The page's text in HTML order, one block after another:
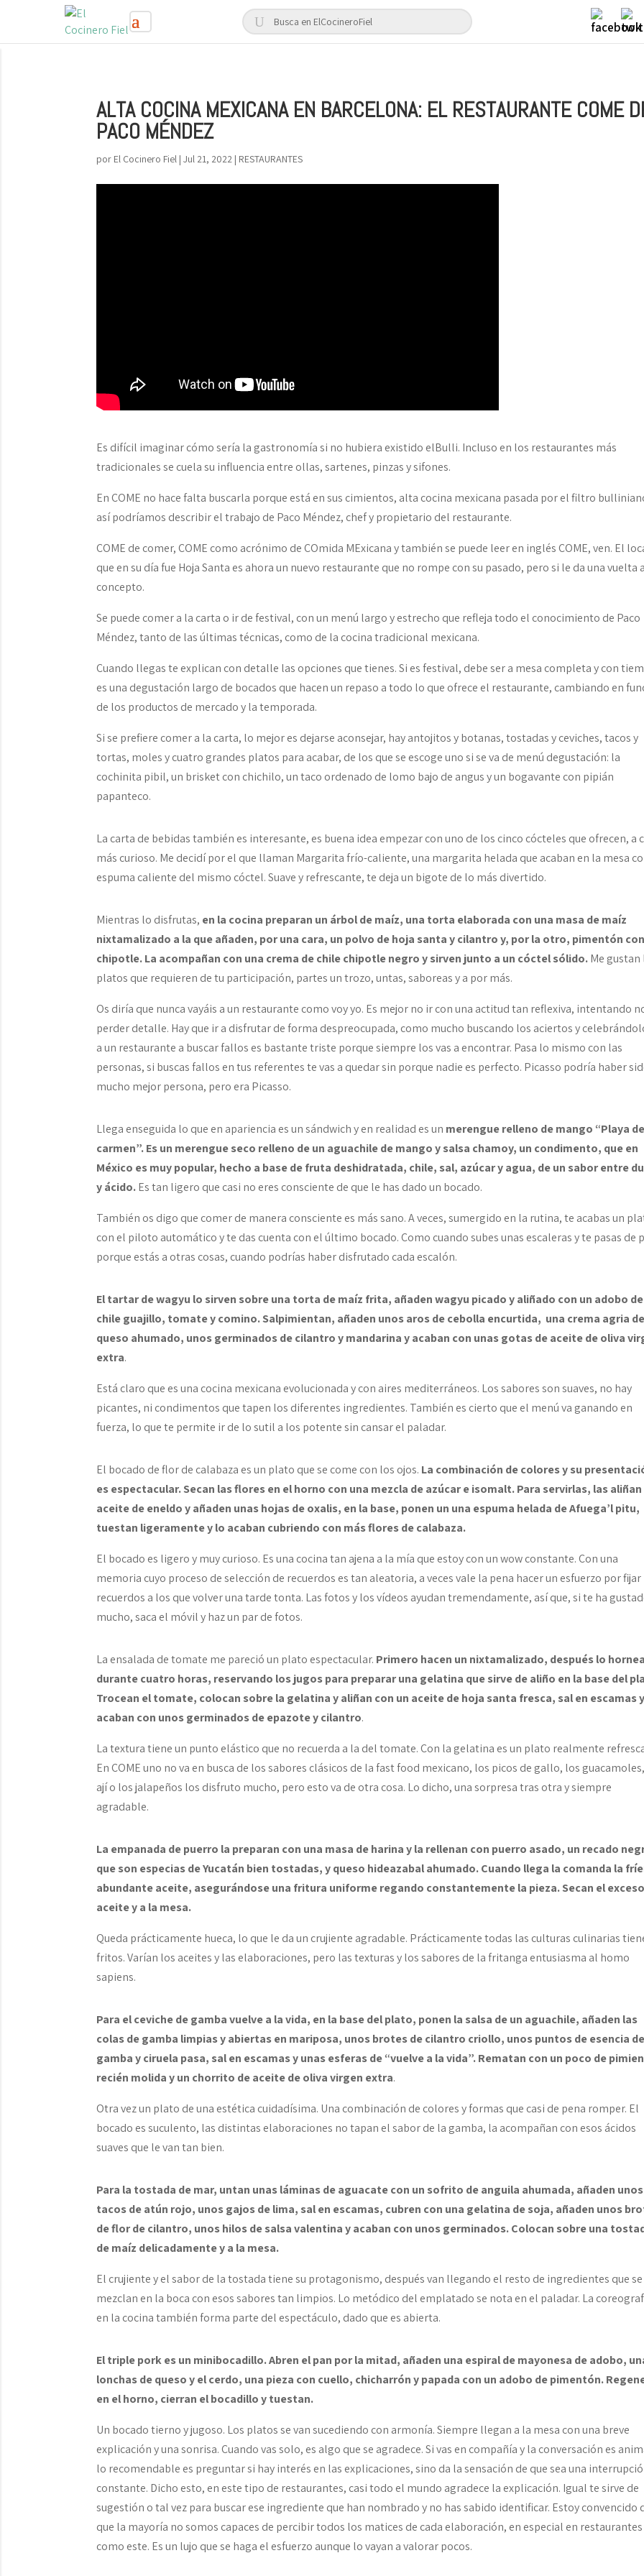
ALTA COCINA MEXICANA EN BARCELONA: EL RESTAURANTE COME
PACO MÉNDEZ
por El Cocinero Fiel |Jul 21, 2022 | RESTAURANTES
Es difícil imaginar cómo sería la gastronomía si no hubiera existido elBulli. Incluso en los restaurantes más
tradicionales se cuela su influencia entre ollas, sartenes, pinzas y sifones.
En COME no hace falta buscarla porque está en sus cimientos, alta cocina mexicana pasada por el filtro
así podríamos describir el trabajo de Paco Méndez, chef y propietario del restaurante.
COME de comer, COME como acrónimo de COmida MExicana y también se puede leer en inglés COME, ven. El
que en su día fue Hoja Santa es ahora un nuevo restaurante que no rompe con su pasado, pero si le da una vuelta
concepto.
Se puede comer a la carta o ir de festival, con un menú largo y estrecho que refleja todo el conocimiento de Paco
Méndez, tanto de las últimas técnicas, como de la cocina tradicional mexicana.
Cuando llegas te explican con detalle las opciones que tienes. Si es festival, debe ser a mesa completa y con
es una degustación largo de bocados que hacen un repaso a todo lo que ofrece el restaurante, cambiando en
de los productos de mercado y la temporada.
Si se prefiere comer a la carta, lo mejor es dejarse aconsejar, hay antojitos y botanas, tostadas y ceviches, tacos y
tortas, moles y cuatro grandes platos para acabar, de los que se escoge uno si se va de menú degustación: la
cochinita pibil, un brisket con chichilo, un taco ordenado de lomo bajo de angus y un bogavante con pipián
papanteco.
La carta de bebidas también es interesante, es buena idea empezar con uno de los cinco cócteles que ofrecen, a
más curioso. Me decidí por el que llaman Margarita frío-caliente, una margarita helada que acaban en la mesa
espuma caliente del mismo cóctel. Suave y refrescante, te deja un bigote de lo más divertido.
Mientras lo disfrutas, en la cocina preparan un árbol de maíz, una torta elaborada con una masa de maíz
nixtamalizado a la que añaden, por una cara, un polvo de hoja santa y cilantro y, por la otro, pimentón con
chipotle. La acompañan con una crema de chile chipotle negro y sirven junto a un cóctel sólido.Me gustan
platos que requieren de tu participación, partes un trozo, untas, saboreas y a por más.
Os diría que nunca vayáis a un restaurante como voy yo. Es mejor no ir con una actitud tan reflexiva, intentando
perder detalle. Hay que ir a disfrutar de forma despreocupada, como mucho buscando los aciertos y
a un restaurante a buscar fallos es bastante triste porque siempre los vas a encontrar. Pasa lo mismo con las
personas, si buscas fallos en tus referentes te vas a quedar sin porque nadie es perfecto. Picasso podría haber
mucho mejor persona, pero era Picasso.
Llega enseguida lo que en apariencia es un sándwich y en realidad es un merengue relleno de mango “Playa
carmen”. Es un merengue seco relleno de un aguachile de mango y salsa chamoy, un condimento, que en
México es muy popular, hecho a base de fruta deshidratada, chile, sal, azúcar y agua, de un sabor entre
y ácido.Es tan ligero que casi no eres consciente de que le has dado un bocado.
También os digo que comer de manera consciente es más sano. A veces, sumergido en la rutina, te acabas un
con el piloto automático y te das cuenta con el último bocado. Como cuando subes unas escaleras y te pasas de
porque estás a otras cosas, cuando podrías haber disfrutado cada escalón.
El tartar de wagyu lo sirven sobre una torta de maíz frita, añaden wagyu picado y aliñado con un adobo de
chile guajillo, tomate y comino. Salpimientan, añaden unos aros de cebolla encurtida, una crema agria de
queso ahumado, unos germinados de cilantro y mandarina y acaban con unas gotas de aceite de oliva
extra.
Está claro que es una cocina mexicana evolucionada y con aires mediterráneos. Los sabores son suaves, no hay
picantes, ni condimentos que tapen los diferentes ingredientes. También es cierto que el menú va ganando en
fuerza, lo que te permite ir de lo sutil a los potente sin cansar el paladar.
El bocado de flor de calabaza es un plato que se come con los ojos. La combinación de colores y su
es espectacular. Secan las flores en el horno con una mezcla de azúcar e isomalt. Para servirlas, las aliñan
aceite de eneldo y añaden unas hojas de oxalis, en la base, ponen un una espuma helada de Afuega’l pitu,
tuestan ligeramente y lo acaban cubriendo con más flores de calabaza.
El bocado es ligero y muy curioso. Es una cocina tan ajena a la mía que estoy con un wow constante. Con una
memoria cuyo proceso de selección de recuerdos es tan aleatoria, a veces vale la pena hacer un esfuerzo por fijar
recuerdos a los que volver una tarde tonta. Las fotos y los vídeos ayudan tremendamente, así que, si te ha
mucho, saca el móvil y haz un par de fotos.
La ensalada de tomate me pareció un plato espectacular. Primero hacen un nixtamalizado, después lo
durante cuatro horas, reservando los jugos para preparar una gelatina que sirve de aliño en la base del
Trocean el tomate, colocan sobre la gelatina y aliñan con un aceite de hoja santa fresca, sal en escamas
acaban con unos germinados de epazote y cilantro.
La textura tiene un punto elástico que no recuerda a la del tomate. Con la gelatina es un plato realmente
En COME uno no va en busca de los sabores clásicos de la fast food mexicano, los picos de gallo, los
ají o los jalapeños los disfruto mucho, pero esto va de otra cosa. Lo dicho, una sorpresa tras otra y siempre
agradable.
La empanada de puerro la preparan con una masa de harina y la rellenan con puerro asado, un recado
que son especias de Yucatán bien tostadas, y queso hideazabal ahumado. Cuando llega la comanda la
abundante aceite, asegurándose una fritura uniforme regando constantemente la pieza. Secan el
aceite y a la mesa.
Queda prácticamente hueca, lo que le da un crujiente agradable. Prácticamente todas las culturas culinarias
fritos. Varían los aceites y las elaboraciones, pero las texturas y los sabores de la fritanga entusiasma al homo
sapiens.
Para el ceviche de gamba vuelve a la vida, en la base del plato, ponen la salsa de un aguachile, añaden las
colas de gamba limpias y abiertas en mariposa, unos brotes de cilantro criollo, unos puntos de esencia de
gamba y ciruela pasa, sal en escamas y unas esferas de “vuelve a la vida”. Rematan con un poco de
recién molida y un chorrito de aceite de oliva virgen extra.
Otra vez un plato de una estética cuidadísima. Una combinación de colores y formas que casi de pena romper. El
bocado es suculento, las distintas elaboraciones no tapan el sabor de la gamba, la acompañan con esos ácidos
suaves que le van tan bien.
Para la tostada de mar, untan unas láminas de aguacate con un sofrito de anguila ahumada, añaden unos
tacos de atún rojo, unos gajos de lima, sal en escamas, cubren con una gelatina de soja, añaden unos
de flor de cilantro, unos hilos de salsa valentina y acaban con unos germinados. Colocan sobre una
de maíz delicadamente y a la mesa.
El crujiente y el sabor de la tostada tiene su protagonismo, después van llegando el resto de ingredientes que se
mezclan en la boca con esos sabores tan limpios. Lo metódico del emplatado se nota en el paladar. La
en la cocina también forma parte del espectáculo, dado que es abierta.
El triple pork es un minibocadillo. Abren el pan por la mitad, añaden una espiral de mayonesa de adobo,
lonchas de queso y el cerdo, una pieza con cuello, chicharrón y papada con un adobo de pimentón.
en el horno, cierran el bocadillo y tuestan.
Un bocado tierno y jugoso. Los platos se van sucediendo con armonía. Siempre llegan a la mesa con una breve
explicación y una sonrisa. Cuando vas solo, es algo que se agradece. Si vas en compañía y la conversación es
lo recomendable es preguntar si hay interés en las explicaciones, sino da la sensación de que sea una
constante. Dicho esto, en este tipo de restaurantes, casi todo el mundo agradece la explicación. Igual te sirve de
sugestión o tal vez para buscar ese ingrediente que han nombrado y no has sabido identificar. Estoy convencido
que la mayoría no somos capaces de percibir todos los matices de cada elaboración, en especial en restaurantes
como este. Es un lujo que se haga el esfuerzo aunque lo vayan a valorar pocos.